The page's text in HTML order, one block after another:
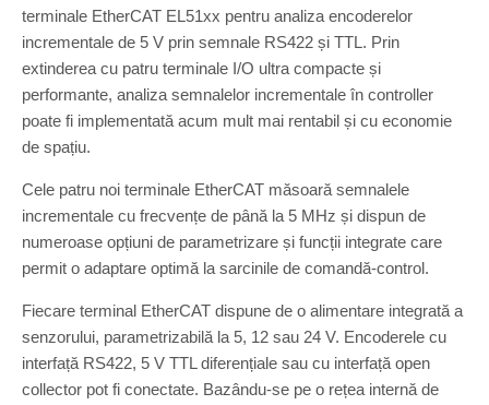
terminale EtherCAT EL51xx pentru analiza encoderelor
incrementale de 5 V prin semnale RS422 și TTL. Prin
extinderea cu patru terminale I/O ultra compacte și
performante, analiza semnalelor incrementale în controller
poate fi implementată acum mult mai rentabil și cu economie
de spațiu.
Cele patru noi terminale EtherCAT măsoară semnalele
incrementale cu frecvențe de până la 5 MHz și dispun de
numeroase opțiuni de parametrizare și funcții integrate care
permit o adaptare optimă la sarcinile de comandă-control.
Fiecare terminal EtherCAT dispune de o alimentare integrată a
senzorului, parametrizabilă la 5, 12 sau 24 V. Encoderele cu
interfață RS422, 5 V TTL diferențiale sau cu interfață open
collector pot fi conectate. Bazându-se pe o rețea internă de